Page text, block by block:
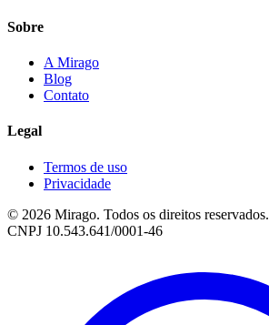
Sobre
A Mirago
Blog
Contato
Legal
Termos de uso
Privacidade
© 2026 Mirago. Todos os direitos reservados.
CNPJ 10.543.641/0001-46